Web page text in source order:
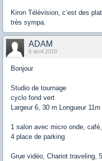
Kiron Télévision, c’est des
très sympa.
ADAM
6 avril 2010
Bonjour
Studio de tournage
cyclo fond vert
Largeur 6, 30 m Longueur
1 salon avec micro onde,
4 place de parking
Grue vidéo, Chariot traveling,